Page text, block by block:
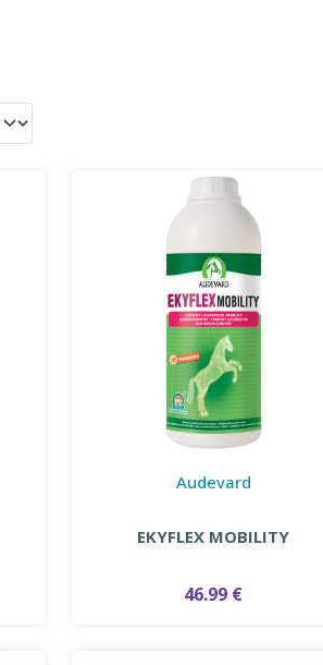
Audevard
EKYFLEX MOBILITY
46.99 €